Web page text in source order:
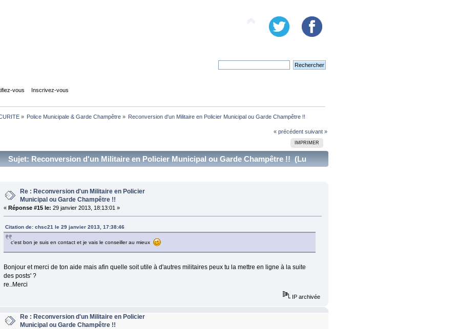
vous Inscrivez-vous
» Police Municipale & Garde Champêtre » Reconversion d'un Militaire en Policier Municipal ou Garde Champêtre !!
« précédent suivant »
IMPRIMER
Sujet: Reconversion d'un Militaire en Policier Municipal ou Garde Champêtre !! (Lu
Re : Reconversion d'un Militaire en Policier
Municipal ou Garde Champêtre !!
« Réponse #15 le: 29 janvier 2013, 18:13:01 »
Citation de: chsc21 le 29 janvier 2013, 17:38:46
c'est bon je suis en contact et je vais le conseiller au mieux
Bonjour et merci de ton aide mais afin quelle soit utile à d'autres militaires peux tu la mettre en ligne à la suite
des posts' ?
re..Merci
IP archivée
Re : Reconversion d'un Militaire en Policier
Municipal ou Garde Champêtre !!